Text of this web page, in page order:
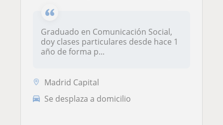
Graduado en Comunicación Social,
doy clases particulares desde hace 1
año de forma p...
Madrid Capital
Se desplaza a domicilio